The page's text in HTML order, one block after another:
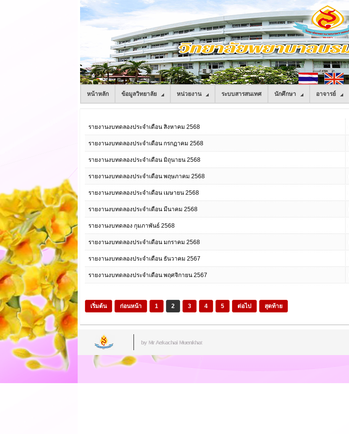
หน้าหลัก ข้อมูลวิทยาลัย หน่วยงาน ระบบสารสนเทศ นักศึกษา อาจารย์
รายงานงบทดลองประจำเดือน สิงหาคม 2568
รายงานงบทดลองประจำเดือน กรกฏาคม 2568
รายงานงบทดลองประจำเดือน มิถุนายน 2568
รายงานงบทดลองประจำเดือน พฤษภาคม 2568
รายงานงบทดลองประจำเดือน เมษายน 2568
รายงานงบทดลองประจำเดือน มีนาคม 2568
รายงานงบทดลอง กุมภาพันธ์ 2568
รายงานงบทดลองประจำเดือน มกราคม 2568
รายงานงบทดลองประจำเดือน ธันวาคม 2567
รายงานงบทดลองประจำเดือน พฤศจิกายน 2567
เริ่มต้น ก่อนหน้า 1 2 3 4 5 ต่อไป สุดท้าย
by Mr.Aekachai Muenkhat